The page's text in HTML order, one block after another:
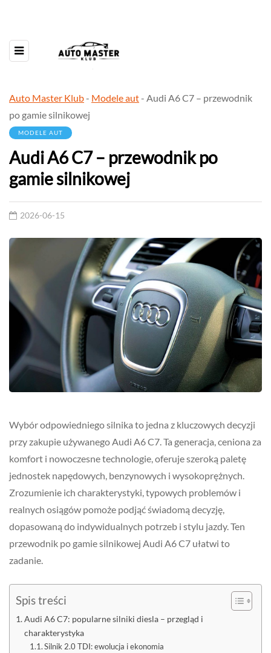
Auto Master Klub- Modele aut- Audi A6 C7 – przewodnik
po gamie silnikowej
MODELE AUT
Audi A6 C7 – przewodnik po
gamie silnikowej
2026-06-15
Wybór odpowiedniego silnika to jedna z kluczowych decyzji
przy zakupie używanego Audi A6 C7. Ta generacja, ceniona za
komfort i nowoczesne technologie, oferuje szeroką paletę
jednostek napędowych, benzynowych i wysokoprężnych.
Zrozumienie ich charakterystyki, typowych problemów i
realnych osiągów pomoże podjąć świadomą decyzję,
dopasowaną do indywidualnych potrzeb i stylu jazdy. Ten
przewodnik po gamie silnikowej Audi A6 C7 ułatwi to
zadanie.
Spis treści
Audi A6 C7: popularne silniki diesla – przegląd i
charakterystyka
Silnik 2.0 TDI: ewolucja i ekonomia